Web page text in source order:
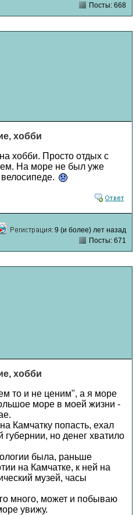
Посты: 668
хобби
хобби. Просто отдых с
На море не был уже
9 (и более) лет назад
Посты: 671
хобби
то и не ценим", а я море
море в моей жизни -
Камчатку попасть, ехал
губернии, но денег хватило
была, раньше
на Камчатке, к ней на
музей, часы
много, может и побываю
увижу.